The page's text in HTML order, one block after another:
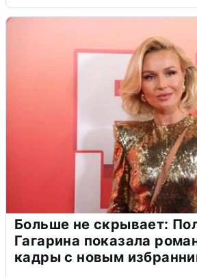
Больше не скрывает:
Гагарина показала
кадры с новым